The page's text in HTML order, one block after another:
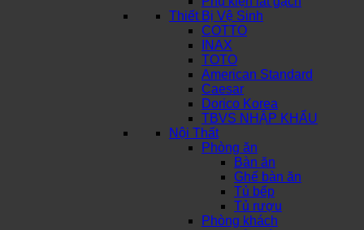
Thiết Bị Vệ Sinh
COTTO
INAX
TOTO
American Standard
Caesar
Dorico Korea
TBVS NHẬP KHẨU
Nội Thất
Phòng ăn
Bàn ăn
Ghế bàn ăn
Tủ bếp
Tủ rượu
Phòng khách